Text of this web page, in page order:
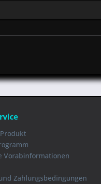
Vorabinformationen
Zahlungsbedingungen